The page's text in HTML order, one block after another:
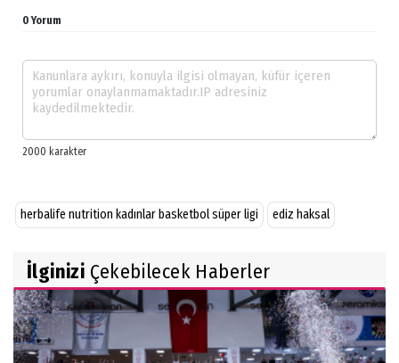
0 Yorum
herbalife nutrition kadınlar basketbol süper ligi ediz haksal
İlginizi Çekebilecek Haberler